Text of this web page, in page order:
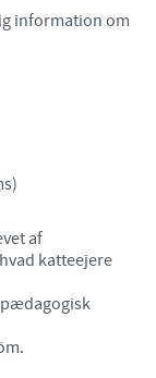
information om
af
katteejere
pædagogisk